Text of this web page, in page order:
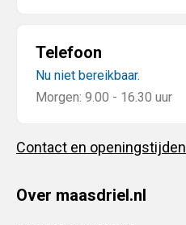
Telefoon
Nu niet bereikbaar.
Morgen: 9.00 - 16.30 uur
Contact en openingstijden
Over maasdriel.nl